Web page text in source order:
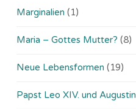
Marginalien (1)
Maria – Gottes Mutter? (8)
Neue Lebensformen (19)
Papst Leo XIV. und